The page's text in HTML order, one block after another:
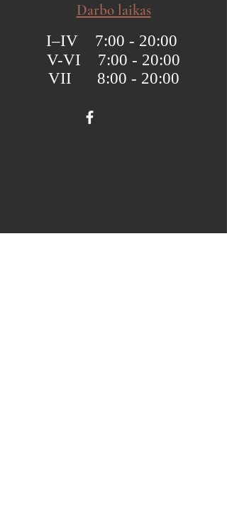
Darbo laikas
I–IV 7:00 - 20:00
V-VI 7:00 - 20:00
VII 8:00 - 20:00